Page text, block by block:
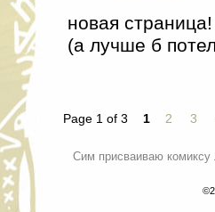
новая
(а лучше б
Page 1 of 3 1 2 3
Сим присваиваю комиксу